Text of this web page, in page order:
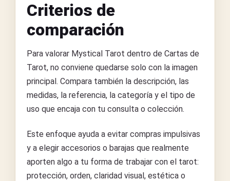
Criterios de
comparación
Para valorar Mystical Tarot dentro de Cartas de
Tarot, no conviene quedarse solo con la imagen
principal. Compara también la descripción, las
medidas, la referencia, la categoría y el tipo de
uso que encaja con tu consulta o colección.
Este enfoque ayuda a evitar compras impulsivas
y a elegir accesorios o barajas que realmente
aporten algo a tu forma de trabajar con el tarot:
protección, orden, claridad visual, estética o